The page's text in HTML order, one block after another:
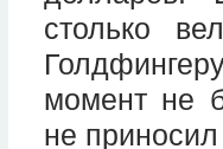
столько
момент не
не